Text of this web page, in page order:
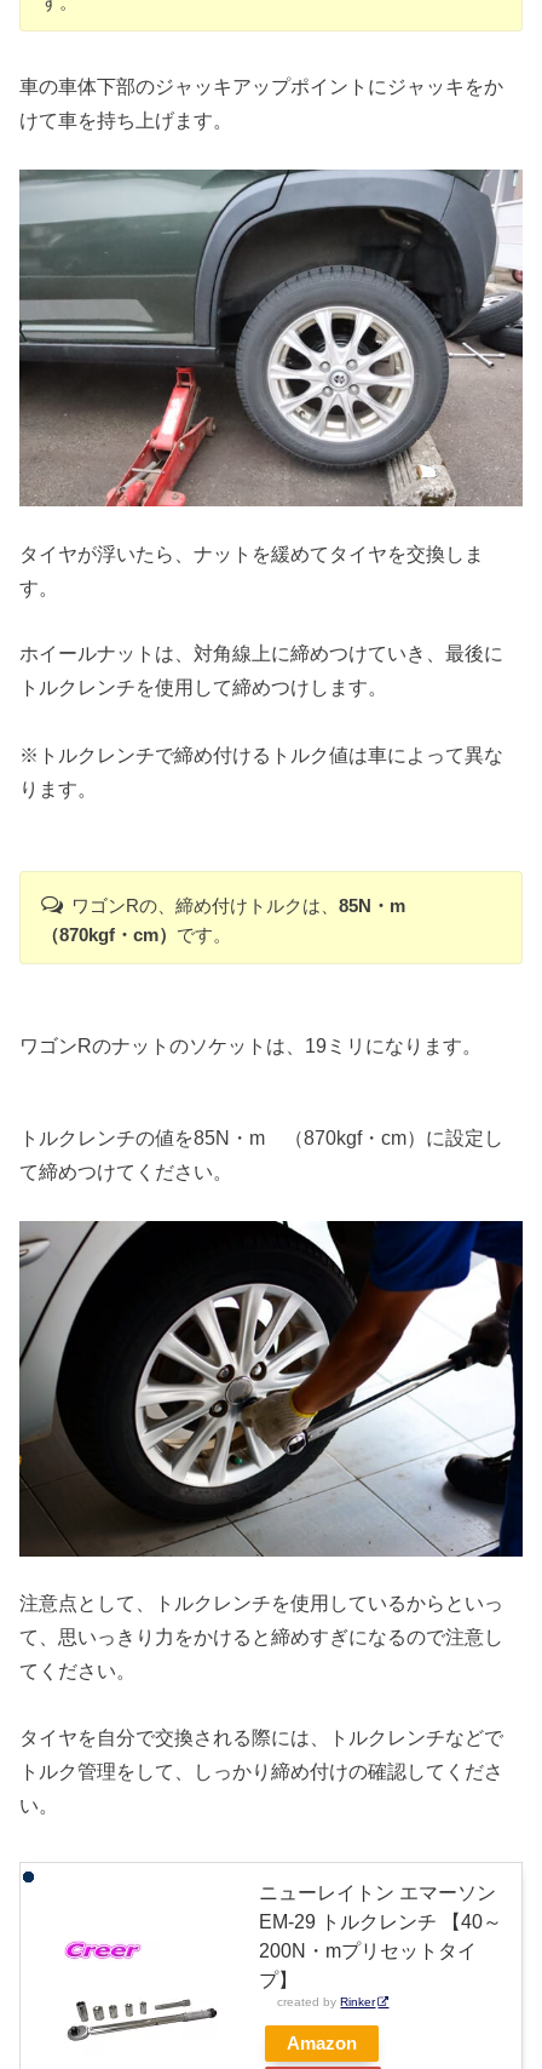
車の車体下部のジャッキアップポイントにジャッキをか
けて車を持ち上げます。
タイヤが浮いたら、ナットを緩めてタイヤを交換しま
す。
ホイールナットは、対角線上に締めつけていき、最後に
トルクレンチを使用して締めつけします。
※トルクレンチで締め付けるトルク値は車によって異な
ります。
ワゴンRの、締め付けトルクは、 85N・m
（870kgf・cm） です。
ワゴンRのナットのソケットは、19ミリになります。
トルクレンチの値を85N・m （870kgf・cm）に設定し
て締めつけてください。
注意点として、トルクレンチを使用しているからといっ
て、思いっきり力をかけると締めすぎになるので注意し
てください。
タイヤを自分で交換される際には、トルクレンチなどで
トルク管理をして、しっかり締め付けの確認してくださ
い。
ニューレイトン エマーソン
EM-29 トルクレンチ 【40～
200N・mプリセットタイ
プ】
created byRinker
Amazon